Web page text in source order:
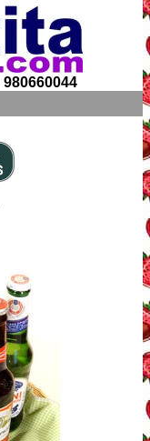
980660044